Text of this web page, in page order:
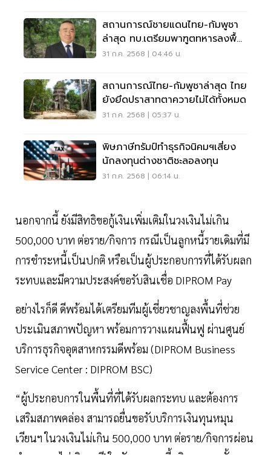
สถานการณ์ชายแดนไทย-กัมพูชา
ล่าสุด ทบ.เตรียมพาฑูตทหารลงพื้น
ที่
31 ก.ค. 2568 | 04:46 น.
สถานการณ์ไทย-กัมพูชาล่าสุด ไทย
ยังยึดปราสาทตาควายไม่ได้ทั้งหมด
31 ก.ค. 2568 | 05:37 น.
พิษภาษีทรัมป์ทำธุรกิจนิคมฯเสี่ยง
นักลงทุนต่างชาติชะลอลงทุน
31 ก.ค. 2568 | 06:14 น.
นอกจากนี้ ยังมีสิทธิขอกู้เงินเพิ่มเติมในวงเงินไม่เกิน
500,000 บาท ต่อราย/กิจการ กรณีเป็นลูกหนี้รายเดิมที่มี
การชำระหนี้เป็นปกติ หรือเป็นผู้ประกอบการที่ได้รับผลก
ระทบและมีความประสงค์ขอรับสินเชื่อ DIPROM Pay
อย่างไรก็ดี ดีพร้อมได้เตรียมทีมผู้เชี่ยวชาญลงพื้นที่ช่วย
ประเมินสภาพปัญหา พร้อมการวางแผนฟื้นฟู ผ่านศูนย์
บริการธุรกิจอุตสาหกรรมดีพร้อม (DIPROM Business
Service Center : DIPROM BSC)
“ผู้ประกอบการในพื้นที่ที่ได้รับผลกระทบ และต้องการ
เสริมสภาพคล่อง สามารถยื่นขอรับบริการเงินทุนหมุน
เวียนฯ ในวงเงินไม่เกิน 500,000 บาท ต่อราย/กิจการผ่อน